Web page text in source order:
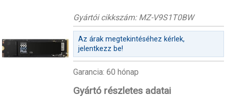
Gyártói cikkszám: MZ-V9S1T0BW
Az árak megtekintéséhez kérlek,
jelentkezz be!
Garancia: 60 hónap
Gyártó részletes adatai